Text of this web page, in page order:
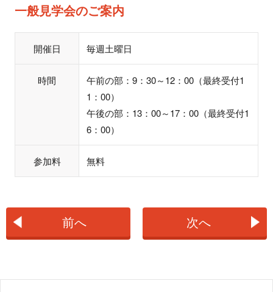
一般見学会のご案内
開催日 毎週土曜日
時間
午前の部：9：30～12：00（最終受付1
1：00）
午後の部：13：00～17：00（最終受付1
6：00）
参加料 無料
前へ 次へ